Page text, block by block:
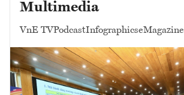
Multimedia
VnE TVPodcastInfographicseMagazine